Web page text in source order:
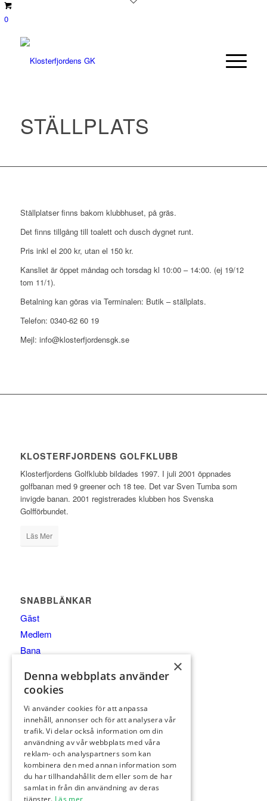
0
STÄLLPLATS
Ställplatser finns bakom klubbhuset, på gräs.
Det finns tillgång till toalett och dusch dygnet runt.
Pris inkl el 200 kr, utan el 150 kr.
Kansliet är öppet måndag och torsdag kl 10:00 – 14:00. (ej 19/12
tom 11/1).
Betalning kan göras via Terminalen: Butik – ställplats.
Telefon: 0340-62 60 19
Mejl: info@klosterfjordensgk.se
KLOSTERFJORDENS GOLFKLUBB
Klosterfjordens Golfklubb bildades 1997. I juli 2001 öppnades
golfbanan med 9 greener och 18 tee. Det var Sven Tumba som
invigde banan. 2001 registrerades klubben hos Svenska
Golfförbundet.
Läs Mer
SNABBLÄNKAR
Gäst
Medlem
Bana
Tävling
Hickorygolf
Café
Kontakt
Kalender
FÖLJ OSS
×
Denna webbplats använder
cookies
Vi använder cookies för att anpassa
innehåll, annonser och för att analysera vår
trafik. Vi delar också information om din
användning av vår webbplats med våra
reklam- och analyspartners som kan
kombinera den med annan information som
du har tillhandahållit dem eller som de har
samlat in från din användning av deras
tjänster. Läs mer